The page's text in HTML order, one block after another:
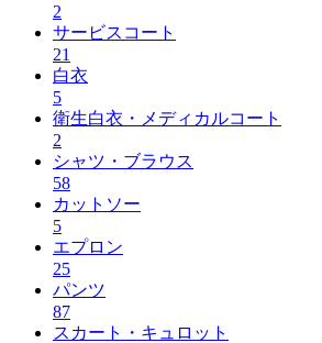
2
サービスコート
21
白衣
5
衛生白衣・メディカルコート
2
シャツ・ブラウス
58
カットソー
5
エプロン
25
パンツ
87
スカート・キュロット